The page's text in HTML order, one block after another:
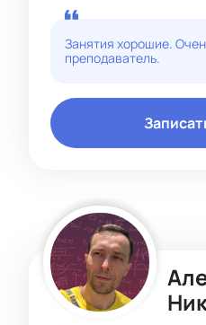
Мои уроки обычно
упражнения для
Мой подход к
придерживаюсь
способны понять и
задача - помочь им в
интерес к предмету и
Занятия хорошие.
преподаватель.